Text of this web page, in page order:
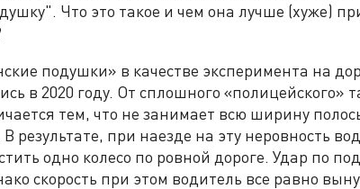
Что это такое и чем она лучше (хуже)
подушки» в качестве эксперимента на
в 2020 году. От сплошного «полицейского»
тем, что не занимает всю ширину
результате, при наезде на эту неровность
одно колесо по ровной дороге. Удар по
скорость при этом водитель все равно